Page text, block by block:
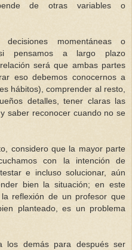
de otras variables o
decisiones momentáneas o
pensamos a largo plazo
será que ambas partes
eso debemos conocernos a
hábitos), comprender al resto,
detalles, tener claras las
saber reconocer cuando no se
considero que la mayor parte
con la intención de
e incluso solucionar, aún
bien la situación; en este
reflexión de un profesor que
planteado, es un problema
los demás para después ser